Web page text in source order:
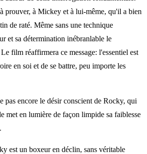
prouver, à Mickey et à lui-même, qu'il a bien
de raté. Même sans une technique
et sa détermination inébranlable le
film réaffirmera ce message: l'essentiel est
en soi et de se battre, peu importe les
pas encore le désir conscient de Rocky, qui
met en lumière de façon limpide sa faiblesse
est un boxeur en déclin, sans véritable